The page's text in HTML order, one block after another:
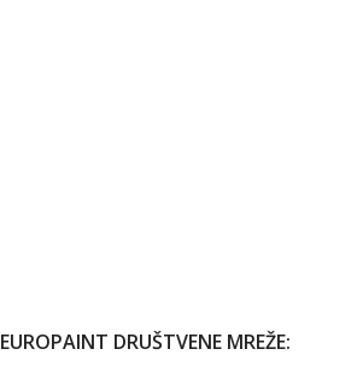
EUROPAINT DRUŠTVENE MREŽE: